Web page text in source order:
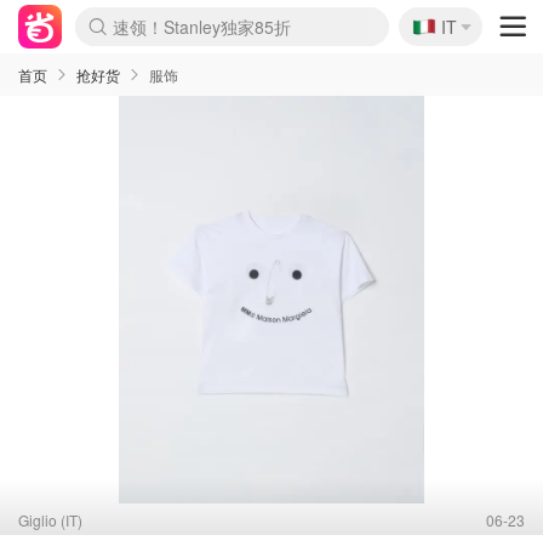
Boticinal 夏促开抢！
4折！lulu周四疯狂上新
速领！Stanley独家85折
Zalando 奥莱闪促！每日更新
🇮🇹
IT
首页 抢好货 服饰
Giglio (IT) 06-23